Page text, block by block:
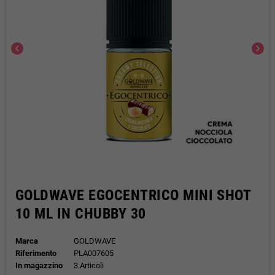
chevron_left chevron_right
GOLDWAVE EGOCENTRICO MINI SHOT
10 ML IN CHUBBY 30
Marca
GOLDWAVE
Riferimento
PLA007605
In magazzino
3 Articoli